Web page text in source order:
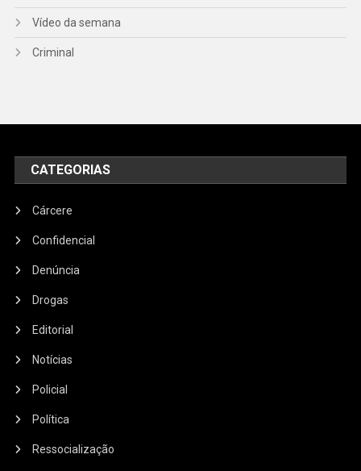
Vídeo da semana
Criminal
CATEGORIAS
Cárcere
Confidencial
Denúncia
Drogas
Editorial
Notícias
Policial
Política
Ressocialização